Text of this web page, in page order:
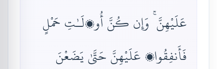
عَلَيْهِنَّ ۚ وَإِن كُنَّ أُو۟لَـٰتِ حَمْلٍ
فَأَنفِقُوا۟ عَلَيْهِنَّ حَتَّىٰ يَضَعْنَ